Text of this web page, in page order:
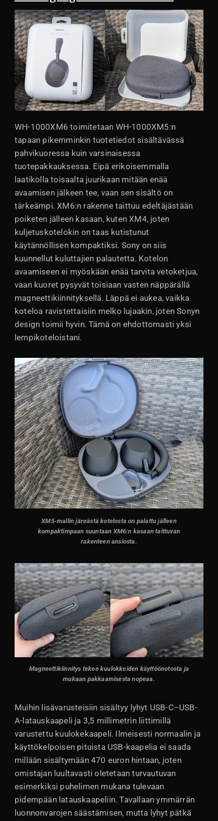
WH-1000XM6 toimitetaan WH-1000XM5:n
tapaan pikemminkin tuotetiedot sisältävässä
pahvikuoressa kuin varsinaisessa
tuotepakkauksessa. Eipä erikoisemmalla
laatikolla toisaalta juurikaan mitään enää
avaamisen jälkeen tee, vaan sen sisältö on
tärkeämpi. XM6:n rakenne taittuu edeltäjästään
poiketen jälleen kasaan, kuten XM4, joten
kuljetuskotelokin on taas kutistunut
käytännöllisen kompaktiksi. Sony on siis
kuunnellut kuluttajien palautetta. Kotelon
avaamiseen ei myöskään enää tarvita vetoketjua,
vaan kuoret pysyvät toisiaan vasten näppärällä
magneettikiinnityksellä. Läppä ei aukea, vaikka
koteloa ravistettaisiin melko lujaakin, joten Sonyn
design toimii hyvin. Tämä on ehdottomasti yksi
lempikoteloistani.
XM5-mallin järeästä kotelosta on palattu jälleen
kompaktimpaan suuntaan XM6:n kasaan taittuvan
rakenteen ansiosta.
Magneettikiinnitys tekee kuulokkeiden käyttöönotosta ja
mukaan pakkaamisesta nopeaa.
Muihin lisävarusteisiin sisältyy lyhyt USB-C–USB-
A-latauskaapeli ja 3,5 millimetrin liittimillä
varustettu kuulokekaapeli. Ilmeisesti normaalin ja
käyttökelpoisen pituista USB-kaapelia ei saada
millään sisältymään 470 euron hintaan, joten
omistajan luultavasti oletetaan turvautuvan
esimerkiksi puhelimen mukana tulevaan
pidempään latauskaapeliin. Tavallaan ymmärrän
luonnonvarojen säästämisen, mutta lyhyt pätkä